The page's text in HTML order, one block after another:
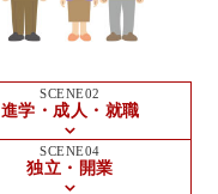
SCENE02
進学・成人・就職
SCENE04
独立・開業